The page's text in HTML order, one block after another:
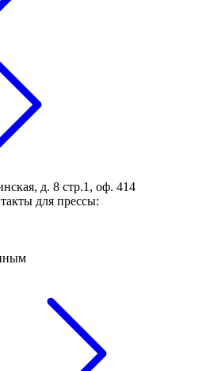
д. 8 стр.1, оф. 414
для прессы: